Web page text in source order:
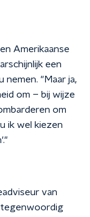
Amerikaanse
een
nemen. "Maar ja,
om – bij wijze
om
ik wel kiezen
van
tegenwoordig